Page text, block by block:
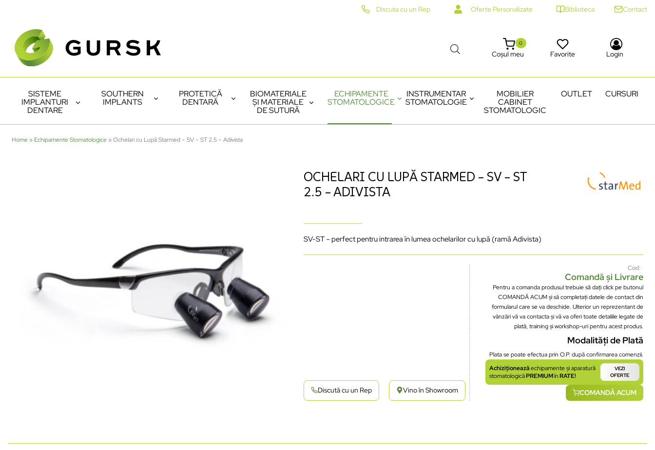
Discuta cu un Rep Oferte Personalizate Biblioteca Contact
Coșul meu
0
Favorite Login
SISTEME
IMPLANTURI
DENTARE
SOUTHERN
IMPLANTS
PROTETICĂ
DENTARĂ
BIOMATERIALE
ȘI MATERIALE
DE SUTURĂ
ECHIPAMENTE
STOMATOLOGICE
INSTRUMENTAR
STOMATOLOGIE
MOBILIER
CABINET
STOMATOLOGIC
OUTLET CURSURI
Home » Echipamente Stomatologice »Ochelari cu Lupă Starmed – SV – ST 2.5 – Adivista
OCHELARI CU LUPĂ STARMED – SV – ST
2.5 – ADIVISTA
SV-ST – perfect pentru intrarea în lumea ochelarilor cu lupă (ramă Adivista)
Discută cu un Rep Vino în Showroom
Cod:
Comandă și Livrare
Pentru a comanda produsul trebuie să dați click pe butonul
COMANDĂ ACUM și să completați datele de contact din
formularul care se va deschide. Ulterior un reprezentant de
vânzări vă va contacta și vă va oferi toate detaliile legate de
plată, training și workshop-uri pentru acest produs.
Modalități de Plată
Plata se poate efectua prin O.P. după confirmarea comenzii.
Achiziționeazăechipamente și aparatură
stomatologicăPREMIUMînRATE!
VEZI
OFERTE
COMANDĂ ACUM